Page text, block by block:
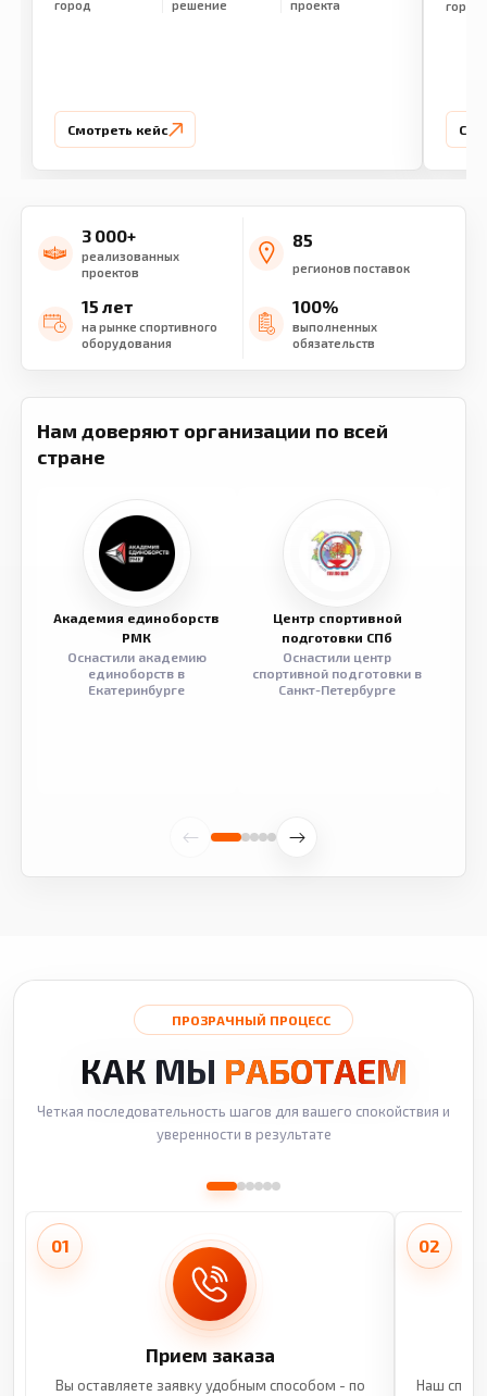
город решение проекта
Смотреть кейс
город
3 000+
реализованных
проектов
85
регионов поставок
15 лет
на рынке спортивного
оборудования
100%
выполненных
обязательств
Нам доверяют организации по всей
стране
Академия единоборств
РМК
Оснастили академию
единоборств в
Екатеринбурге
Центр спортивной
подготовки СПб
Оснастили центр
спортивной подготовки в
Санкт-Петербурге
ПРОЗРАЧНЫЙ ПРОЦЕСС
КАК МЫ РАБОТАЕМ
Четкая последовательность шагов для вашего спокойствия и
уверенности в результате
01
Прием заказа
Вы оставляете заявку удобным способом - по
02
Наш